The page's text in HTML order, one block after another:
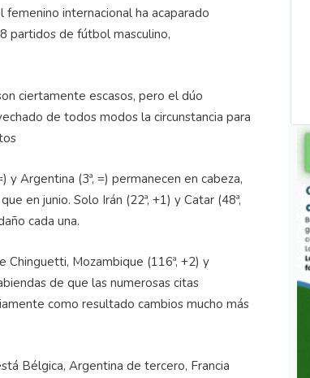
internacional ha acaparado
partidos de fútbol masculino,
ciertamente escasos, pero el dúo
de todos modos la circunstancia para
y Argentina (3ª, =) permanecen en cabeza,
en junio. Solo Irán (22ª, +1) y Catar (48ª,
cada una.
Chinguetti, Mozambique (116ª, +2) y
de que las numerosas citas
como resultado cambios mucho más
Bélgica, Argentina de tercero, Francia